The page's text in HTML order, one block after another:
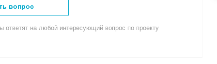
вопрос
ответят на любой интересующий вопрос по проекту